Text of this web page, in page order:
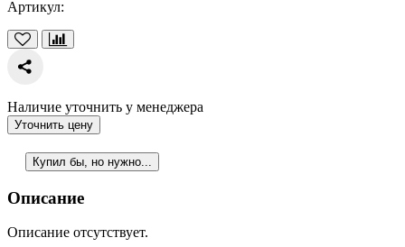
Артикул:
Наличие уточнить у менеджера
Уточнить цену
Купил бы, но нужно...
Описание
Описание отсутствует.